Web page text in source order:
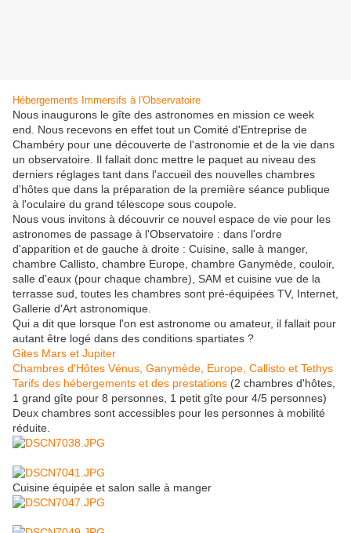
Hébergements Immersifs à l'Observatoire
Nous inaugurons le gîte des astronomes en mission ce week
end. Nous recevons en effet tout un Comité d'Entreprise de
Chambéry pour une découverte de l'astronomie et de la vie dans
un observatoire. Il fallait donc mettre le paquet au niveau des
derniers réglages tant dans l'accueil des nouvelles chambres
d'hôtes que dans la préparation de la première séance publique
à l'oculaire du grand télescope sous coupole.
Nous vous invitons à découvrir ce nouvel espace de vie pour les
astronomes de passage à l'Observatoire : dans l'ordre
d'apparition et de gauche à droite : Cuisine, salle à manger,
chambre Callisto, chambre Europe, chambre Ganymède, couloir,
salle d'eaux (pour chaque chambre), SAM et cuisine vue de la
terrasse sud, toutes les chambres sont pré-équipées TV, Internet,
Gallerie d'Art astronomique.
Qui a dit que lorsque l'on est astronome ou amateur, il fallait pour
autant être logé dans des conditions spartiates ?
Gites Mars et Jupiter
Chambres d'Hôtes Vénus, Ganymède, Europe, Callisto et Tethys
Tarifs des hébergements et des prestations (2 chambres d'hôtes,
1 grand gîte pour 8 personnes, 1 petit gîte pour 4/5 personnes)
Deux chambres sont accessibles pour les personnes à mobilité
réduite.
Cuisine équipée et salon salle à manger